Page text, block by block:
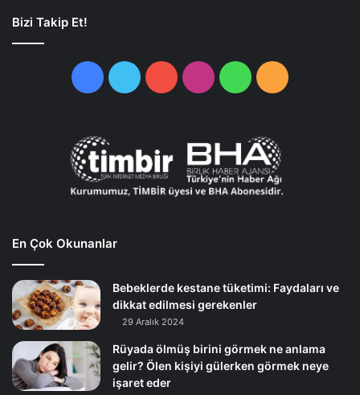
Bizi Takip Et!
FacebookTwitterYouTubeInstagramWhatsApp
RSS
En Çok Okunanlar
Bebeklerde kestane tüketimi: Faydaları ve
dikkat edilmesi gerekenler
29 Aralık 2024
Rüyada ölmüş birini görmek ne anlama
gelir? Ölen kişiyi gülerken görmek neye
işaret eder